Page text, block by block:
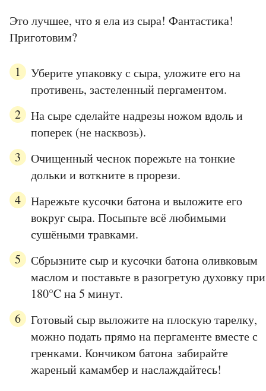
Это лучшее, что я ела из сыра! Фантастика!
Приготовим?
Уберите упаковку с сыра, уложите его на
противень, застеленный пергаментом.
На сыре сделайте надрезы ножом вдоль и
поперек (не насквозь).
Очищенный чеснок порежьте на тонкие
дольки и воткните в прорези.
Нарежьте кусочки батона и выложите его
вокруг сыра. Посыпьте всё любимыми
сушёными травками.
Сбрызните сыр и кусочки батона оливковым
маслом и поставьте в разогретую духовку при
180°C на 5 минут.
Готовый сыр выложите на плоскую тарелку,
можно подать прямо на пергаменте вместе с
гренками. Кончиком батона забирайте
жареный камамбер и наслаждайтесь!